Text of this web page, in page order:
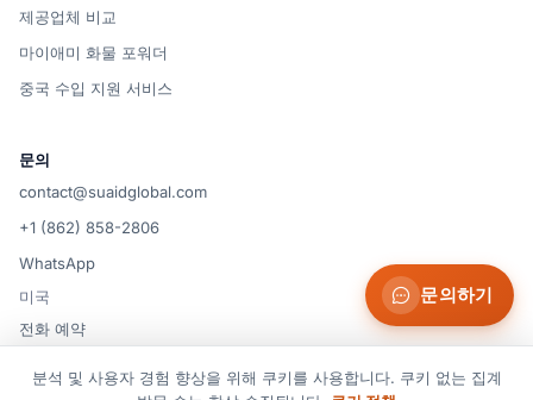
제공업체 비교
마이애미 화물 포워더
중국 수입 지원 서비스
문의
contact@suaidglobal.com
+1 (862) 858-2806
WhatsApp
미국
전화 예약
문의하기
분석 및 사용자 경험 향상을 위해 쿠키를 사용합니다. 쿠키 없는 집계